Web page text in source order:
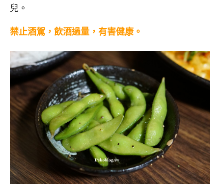
兒。
禁止酒駕，飲酒過量，有害健康。